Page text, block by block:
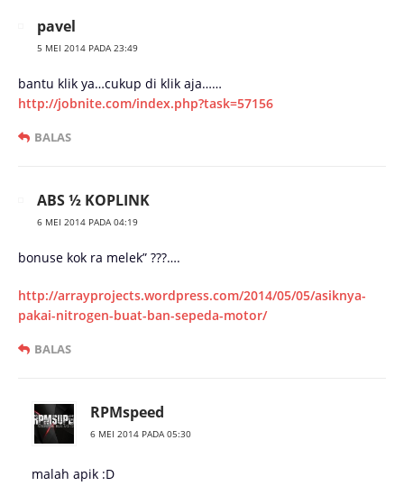
pavel
5 MEI 2014 PADA 23:49
bantu klik ya…cukup di klik aja……
http://jobnite.com/index.php?task=57156
BALAS
ABS ½ KOPLINK
6 MEI 2014 PADA 04:19
bonuse kok ra melek” ???….
http://arrayprojects.wordpress.com/2014/05/05/asiknya-
pakai-nitrogen-buat-ban-sepeda-motor/
BALAS
RPMspeed
6 MEI 2014 PADA 05:30
malah apik :D